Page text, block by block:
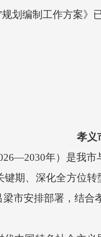
规划编制工作方案
孝义
年）是我
期、深化全方位
市安排部署，结合